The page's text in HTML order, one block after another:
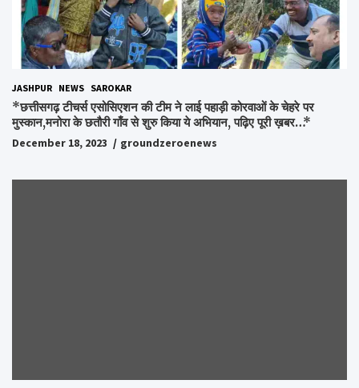
JASHPUR NEWS SAROKAR
*छत्तीसगढ़ टीचर्स एसोसिएशन की टीम ने लाई पहाड़ी कोरवाओं के चेहरे पर
मुस्कान,मनोरा के छतौरी गाँव से शुरु किया ये अभियान, पढ़िए पूरी ख़बर…*
December 18, 2023 groundzeroenews